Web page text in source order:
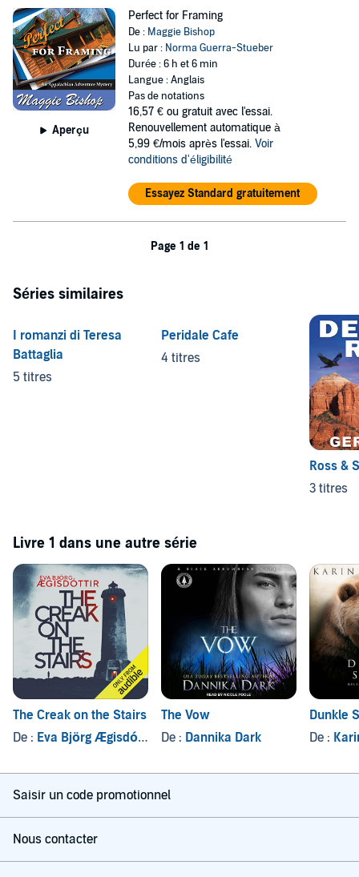
Aperçu
Perfect for Framing
De : Maggie Bishop
Lu par : Norma Guerra-Stueber
Durée : 6 h et 6 min
Langue : Anglais
Pas de notations
16,57 € ou gratuit avec l'essai.
Renouvellement automatique à
5,99 €/mois après l'essai. Voir
conditions d'éligibilité
Essayez Standard gratuitement
Page 1 de 1
Séries similaires
I romanzi di Teresa
Battaglia
5 titres
Peridale Cafe
4 titres
Ross &
3 titres
Livre 1 dans une autre série
The Creak on the Stairs
De : Eva Björg Ægisdóttir
The Vow
De : Dannika Dark
Dunkle
De :
Saisir un code promotionnel
Nous contacter